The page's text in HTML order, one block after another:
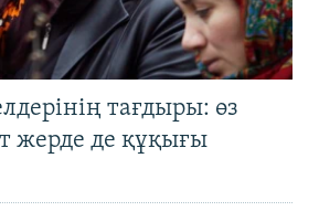
тағдыры: өз
жерде де құқығы